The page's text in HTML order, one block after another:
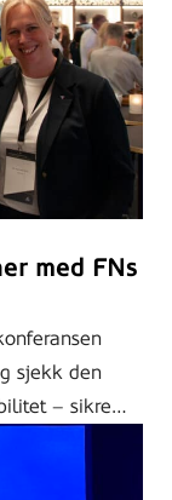
med FNs
sjekk den
– sikre…